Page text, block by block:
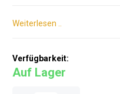
Weiterlesen ..
Verfügbarkeit:
Auf Lager